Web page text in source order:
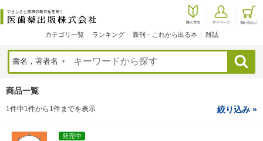
カテゴリ一覧 ランキング 新刊・これから出る本 雑誌
検索
商品一覧
1件中1件から1件までを表示 絞り込み »
発売中